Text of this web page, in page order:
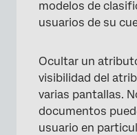
modelos de
usuarios de su
Ocultar un
visibilidad del
varias pantallas.
documentos
usuario en